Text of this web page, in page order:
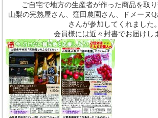
ご自宅で地方の生産者が作った商品を取
山梨の完熟屋さん、窪田農園さん、ドメーヌ
さんが参加してくれました。
会員様には近々封書でお届けし